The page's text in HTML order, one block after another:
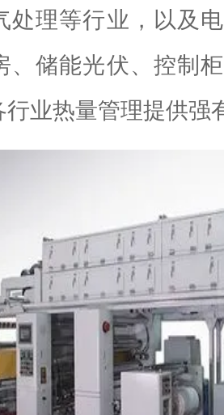
处理等行业，以及
、储能光伏、控制
行业热量管理提供强